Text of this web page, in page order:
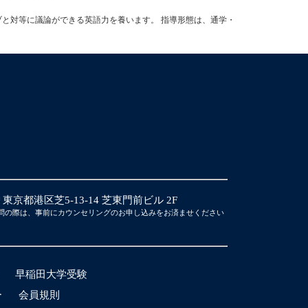
対等に議論ができる英語力を養います。 指導形態は、通学・
東京都港区芝5-13-14 芝東門前ビル 2F
の際は、事前にカウンセリングのお申し込みをお済ませください
早稲田大学受験
会員規則